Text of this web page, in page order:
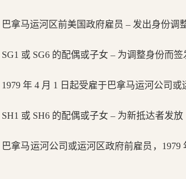
巴拿马运河区前美国政府雇员 – 发出身份调
SG1 或 SG6 的配偶或子女 – 为调整身份而签
1979 年 4 月 1 日起受雇于巴拿马运河公司
SH1 或 SH6 的配偶或子女 – 为新抵达者发放
巴拿马运河公司或运河区政府前雇员，1979